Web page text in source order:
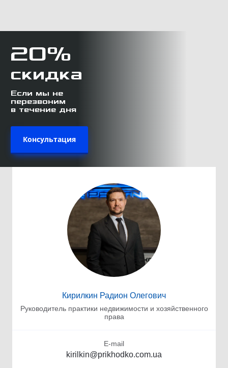
Кирилкин Радион Олегович
Руководитель практики недвижимости и хозяйственного
права
E-mail
kirilkin@prikhodko.com.ua
20%
скидка
Если мы не
перезвоним
в течение дня
Консультация